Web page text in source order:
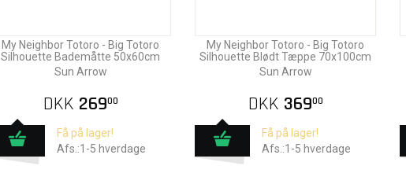
My Neighbor Totoro - Big Totoro
Silhouette Bademåtte 50x60cm
Sun Arrow
DKK 26900
Få på lager!
Afs.:1-5 hverdage
My Neighbor Totoro - Big Totoro
Silhouette Blødt Tæppe 70x100cm
Sun Arrow
DKK 36900
Få på lager!
Afs.:1-5 hverdage